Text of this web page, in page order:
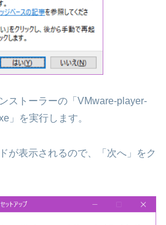
ストーラーの「VMware-player-
」を実行します。
が表示されるので、「次へ」をク